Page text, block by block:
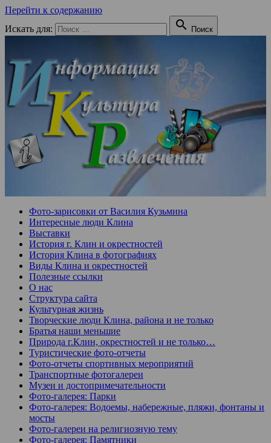
Перейти к содержанию
Искать для:
 Поиск
Фото-зарисовки от Василия Кузьмина
Интересные люди Клина
Выставки
История г. Клин и окрестностей
История Клина в фотографиях
Виды Клина и окрестностей
Полезные ссылки
О нас
Структура сайта
Культурная жизнь
Творческие люди Клина, района и не только
Братья наши меньшие
Природа г.Клин, окрестностей и не только…
Туристические фото-отчеты
Фото-отчеты спортивных мероприятий
Транспортные фотогалереи
Музеи и достопримечательности
Фото-галерея: Парки
Фото-галерея: Водоемы, набережные, пляжи, фонтаны и
мосты
Фото-галереи на религиозную тему
Фото-галерея: Памятники